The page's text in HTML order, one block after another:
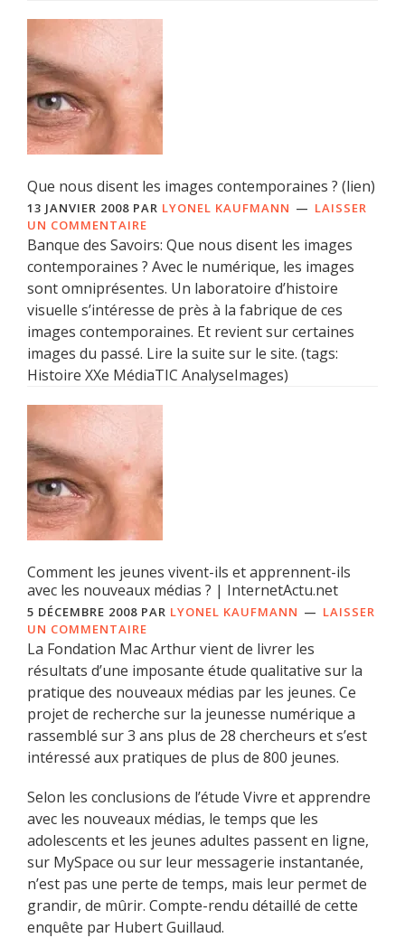
Que nous disent les images contemporaines ? (lien)
13 JANVIER 2008 PAR LYONEL KAUFMANN
LAISSER
UN COMMENTAIRE
Banque des Savoirs: Que nous disent les images
contemporaines ? Avec le numérique, les images
sont omniprésentes. Un laboratoire d’histoire
visuelle s’intéresse de près à la fabrique de ces
images contemporaines. Et revient sur certaines
images du passé. Lire la suite sur le site. (tags:
Histoire XXe MédiaTIC AnalyseImages)
Comment les jeunes vivent-ils et apprennent-ils
avec les nouveaux médias ? | InternetActu.net
5 DÉCEMBRE 2008 PAR LYONEL KAUFMANN
LAISSER
UN COMMENTAIRE
La Fondation Mac Arthur vient de livrer les
résultats d’une imposante étude qualitative sur la
pratique des nouveaux médias par les jeunes. Ce
projet de recherche sur la jeunesse numérique a
rassemblé sur 3 ans plus de 28 chercheurs et s’est
intéressé aux pratiques de plus de 800 jeunes.
Selon les conclusions de l’étude Vivre et apprendre
avec les nouveaux médias, le temps que les
adolescents et les jeunes adultes passent en ligne,
sur MySpace ou sur leur messagerie instantanée,
n’est pas une perte de temps, mais leur permet de
grandir, de mûrir. Compte-rendu détaillé de cette
enquête par Hubert Guillaud.